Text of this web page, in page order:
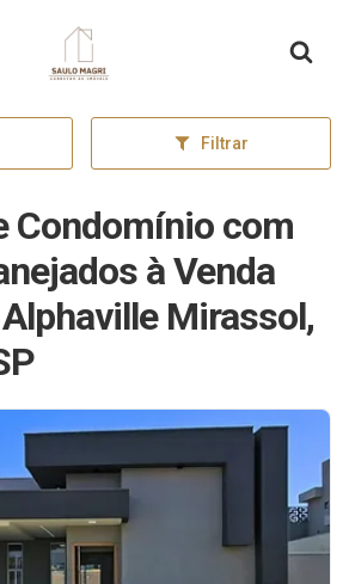
Página inicial
Filtrar
Condomínio com
à Venda
Mirassol,